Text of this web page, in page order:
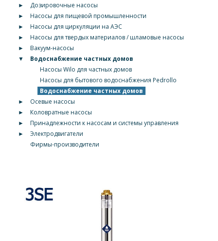
►
Дозировочные насосы
►
Насосы для пищевой промышленности
►
Насосы для циркуляции на АЭС
►
Насосы для твердых материалов / шламовые насосы
►
Вакуум-насосы
▼
Водоснабжение частных домов
Насосы Wilo для частных домов
Насосы для бытового водоснабжения Pedrollo
Водоснабжение частных домов
►
Осевые насосы
►
Коловратные насосы
►
Принадлежности к насосам и системы управления
►
Электродвигатели
Фирмы-производители